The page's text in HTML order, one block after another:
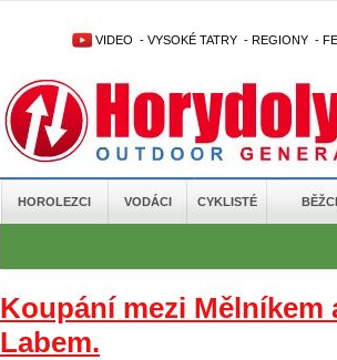
VIDEO - VYSOKÉ TATRY - REGIONY -
HOROLEZCI VODÁCI CYKLISTÉ BĚŽCI
Koupání mezi Mělníkem
Labem.